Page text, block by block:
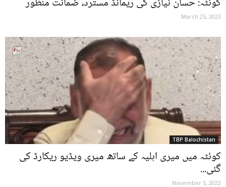
March 25, 2023
TBP Balochistan
کوئٹہ میں میری اہلیہ کے ساتھ میری ویڈیو ریکارڈ کی
گئی...
November 5, 2022